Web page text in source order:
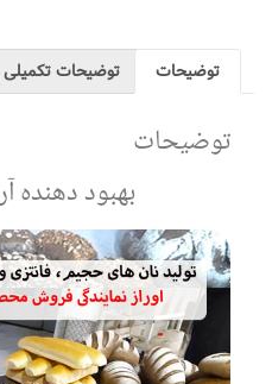
تکمیلی نظرات (0)
دهنده آردهای ضعیف